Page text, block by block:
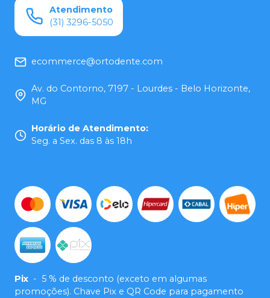
Atendimento
(31) 3296-5050
ecommerce@ortodente.com
Av. do Contorno, 7197 - Lourdes - Belo Horizonte,
MG
Horário de Atendimento:
Seg. a Sex. das 8 às 18h
Pix - 5 % de desconto (exceto em algumas
promoções). Chave Pix e QR Code para pagamento